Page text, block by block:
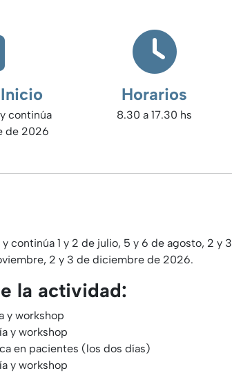
continúa
de 2026
Horarios
8.30 a 17.30 hs
continúa 1 y 2 de julio, 5 y 6 de agosto, 2 y
2 y 3 de diciembre de 2026.
la actividad:
y workshop
y workshop
en pacientes (los dos días)
y workshop